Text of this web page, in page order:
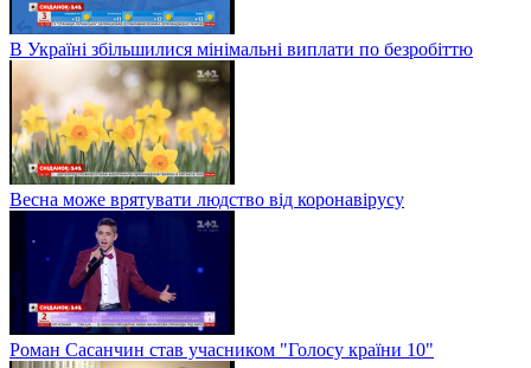
В Україні збільшилися мінімальні виплати по безробіттю
Весна може врятувати людство від коронавірусу
Роман Сасанчин став учасником "Голосу країни 10"